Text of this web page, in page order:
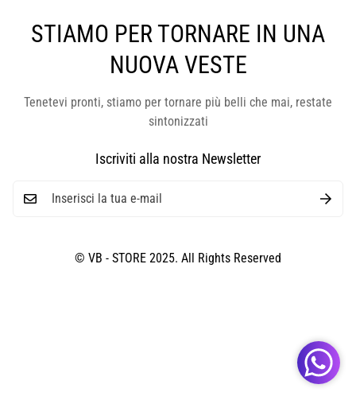
STIAMO PER TORNARE IN UNA
NUOVA VESTE
Tenetevi pronti, stiamo per tornare più belli che mai, restate
sintonizzati
Iscriviti alla nostra Newsletter
© VB - STORE 2025. All Rights Reserved